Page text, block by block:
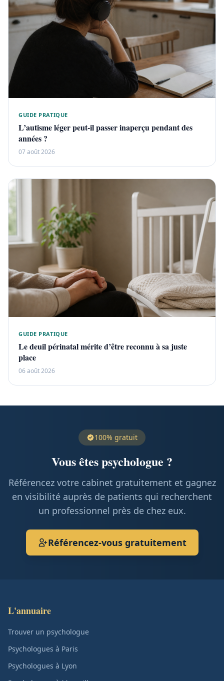
GUIDE PRATIQUE
L’autisme léger peut-il passer inaperçu pendant des
années ?
07 août 2026
GUIDE PRATIQUE
Le deuil périnatal mérite d’être reconnu à sa juste
place
06 août 2026
100% gratuit
Vous êtes psychologue ?
Référencez votre cabinet gratuitement et gagnez
en visibilité auprès de patients qui recherchent
un professionnel près de chez eux.
Référencez-vous gratuitement
L'annuaire
Trouver un psychologue
Psychologues à Paris
Psychologues à Lyon